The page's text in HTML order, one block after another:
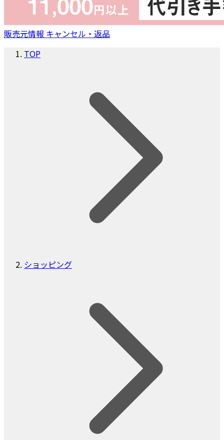
販売元情報 キャンセル・返品
TOP
ショッピング